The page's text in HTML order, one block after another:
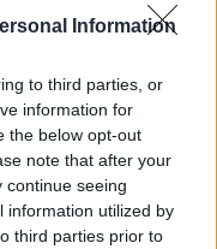
Information
to third parties, or
information for
the below opt-out
note that after your
continue seeing
information utilized by
third parties prior to
jó hírű református